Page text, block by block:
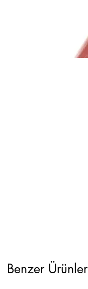
Benzer Ürünler